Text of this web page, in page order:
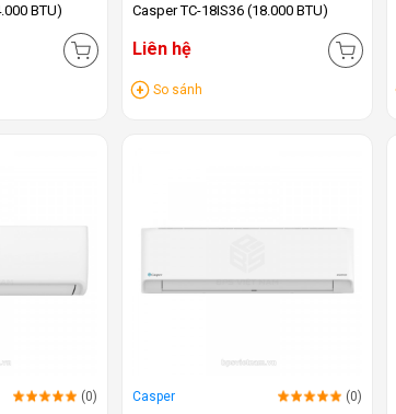
BTU)
Casper TC-18IS36 (18.000 BTU)
Liên hệ
So sánh
(0) Casper (0)